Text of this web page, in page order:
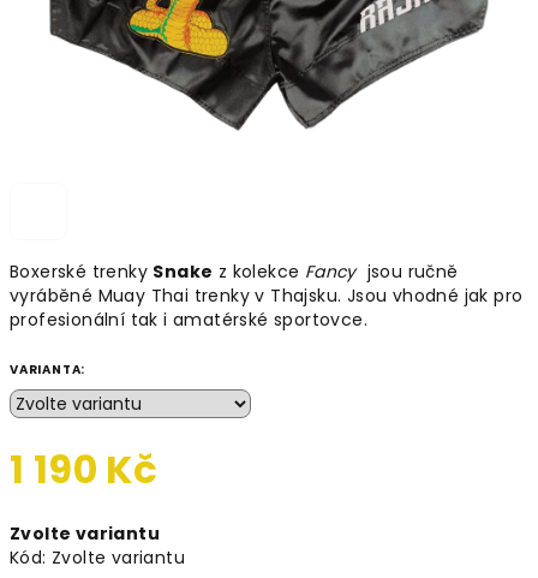
Boxerské trenky Snake z kolekce Fancy jsou ručně
vyráběné Muay Thai trenky v Thajsku. Jsou vhodné jak pro
profesionální tak i amatérské sportovce.
VARIANTA:
1 190 Kč
cena:
Zvolte variantu
Kód: Zvolte variantu